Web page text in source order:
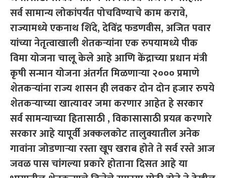
सर्व सामान्य लोकांपर्यंत पोचविण्याचे काम करावे,
राज्यामध्ये एकनाथ शिंदे, देविंद्र फडणवीस, अजित पवार
यांच्या नेतृत्वाखाली शेतकऱ्यांना एक रुपयामध्ये पीक
विमा योजना चालू केले आहे आणि केंद्राच्या प्रधान मंत्री
कृषी सन्मान योजना अंतर्गत मिळणाऱ्या २००० प्रमाणे
शेतकऱ्यांना राज्य शासन ही लवकर दोन दोन हजार रुपये
शेतकऱ्याच्या खात्यावर जमा करणार आहेत हे सरकार
सर्व सामन्याच्या हितासाठी , विकासासाठी प्रयत्न करणारे
सरकार आहे यापूर्वी अक्कलकोट तालुक्यातील अनेक
गावांना जोडणाऱ्या रस्ता खूप खराब होते ते सर्व रस्ते आज
जवळ पास चांगल्या प्रकारे होताना दिसत आहे या